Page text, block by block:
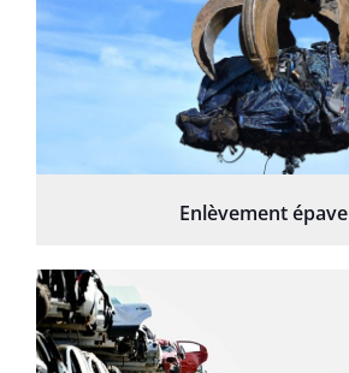
Enlèvement épave